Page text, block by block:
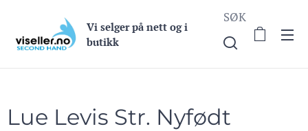
Vi selger på nett og i
butikk
SØK
Lue Levis Str. Nyfødt